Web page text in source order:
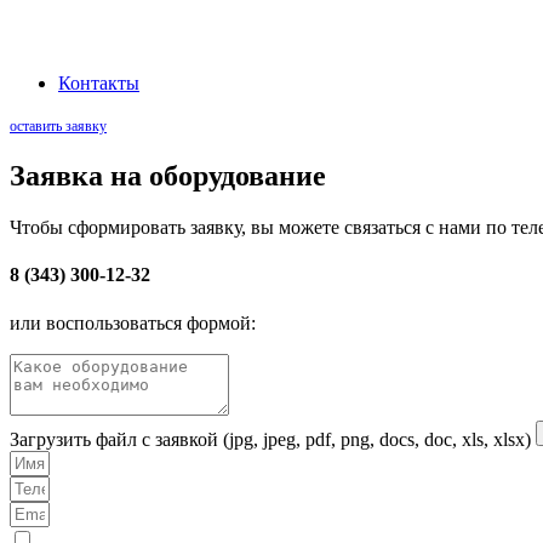
Контакты
оставить заявку
Заявка на оборудование
Чтобы сформировать заявку, вы можете связаться с нами по
8 (343) 300-12-32
или воспользоваться формой:
Загрузить файл с заявкой (jpg, jpeg, pdf, png, docs, doc, xls, xlsx)